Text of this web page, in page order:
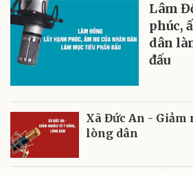
Lâm
phúc,
dân
đấu
Xã Đức An - Giảm
lòng dân